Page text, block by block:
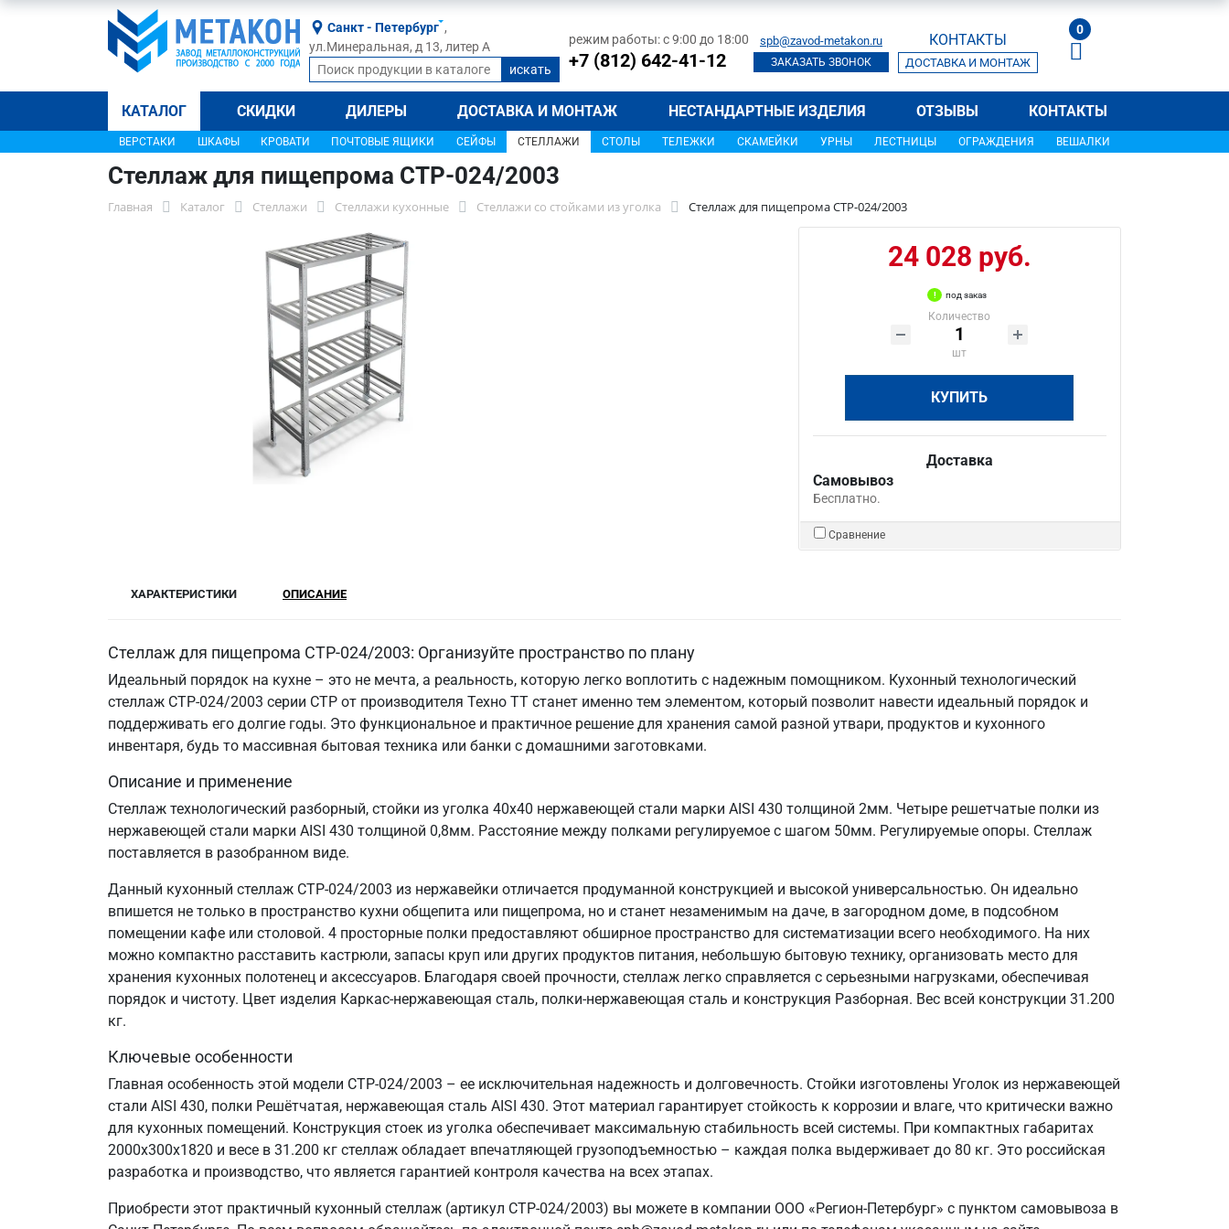
Санкт - Петербург ,
ул.Минеральная, д 13, литер А
режим работы: с 9:00 до 18:00
+7 (812) 642-41-12
spb@zavod-metakon.ru
ЗАКАЗАТЬ ЗВОНОК
КОНТАКТЫ
ДОСТАВКА И МОНТАЖ
0
КАТАЛОГ СКИДКИ ДИЛЕРЫ ДОСТАВКА И МОНТАЖ НЕСТАНДАРТНЫЕ ИЗДЕЛИЯ ОТЗЫВЫ КОНТАКТЫ
ВЕРСТАКИ ШКАФЫ КРОВАТИ ПОЧТОВЫЕ ЯЩИКИ СЕЙФЫ СТЕЛЛАЖИ СТОЛЫ ТЕЛЕЖКИ СКАМЕЙКИ УРНЫ ЛЕСТНИЦЫ ОГРАЖДЕНИЯ ВЕШАЛКИ
Стеллаж для пищепрома СТР-024/2003
Главная Каталог Стеллажи Стеллажи кухонные Стеллажи со стойками из уголка Стеллаж для пищепрома СТР-024/2003
24 028 руб.
под заказ
Количество
шт
КУПИТЬ
Доставка
Самовывоз
Бесплатно.
Сравнение
ХАРАКТЕРИСТИКИ ОПИСАНИЕ
Стеллаж для пищепрома СТР-024/2003: Организуйте пространство по плану
Идеальный порядок на кухне – это не мечта, а реальность, которую легко воплотить с надежным помощником. Кухонный технологический
стеллаж СТР-024/2003 серии СТР от производителя Техно ТТ станет именно тем элементом, который позволит навести идеальный порядок и
поддерживать его долгие годы. Это функциональное и практичное решение для хранения самой разной утвари, продуктов и кухонного
инвентаря, будь то массивная бытовая техника или банки с домашними заготовками.
Описание и применение
Стеллаж технологический разборный, стойки из уголка 40х40 нержавеющей стали марки AISI 430 толщиной 2мм. Четыре решетчатые полки из
нержавеющей стали марки AISI 430 толщиной 0,8мм. Расстояние между полками регулируемое с шагом 50мм. Регулируемые опоры. Стеллаж
поставляется в разобранном виде.
Данный кухонный стеллаж СТР-024/2003 из нержавейки отличается продуманной конструкцией и высокой универсальностью. Он идеально
впишется не только в пространство кухни общепита или пищепрома, но и станет незаменимым на даче, в загородном доме, в подсобном
помещении кафе или столовой. 4 просторные полки предоставляют обширное пространство для систематизации всего необходимого. На них
можно компактно расставить кастрюли, запасы круп или других продуктов питания, небольшую бытовую технику, организовать место для
хранения кухонных полотенец и аксессуаров. Благодаря своей прочности, стеллаж легко справляется с серьезными нагрузками, обеспечивая
порядок и чистоту. Цвет изделия Каркас-нержавеющая сталь, полки-нержавеющая сталь и конструкция Разборная. Вес всей конструкции 31.200
кг.
Ключевые особенности
Главная особенность этой модели СТР-024/2003 – ее исключительная надежность и долговечность. Стойки изготовлены Уголок из нержавеющей
стали AISI 430, полки Решётчатая, нержавеющая сталь AISI 430. Этот материал гарантирует стойкость к коррозии и влаге, что критически важно
для кухонных помещений. Конструкция стоек из уголка обеспечивает максимальную стабильность всей системы. При компактных габаритах
2000х300х1820 и весе в 31.200 кг стеллаж обладает впечатляющей грузоподъемностью – каждая полка выдерживает до 80 кг. Это российская
разработка и производство, что является гарантией контроля качества на всех этапах.
Приобрести этот практичный кухонный стеллаж (артикул СТР-024/2003) вы можете в компании ООО «Регион-Петербург» с пунктом самовывоза в